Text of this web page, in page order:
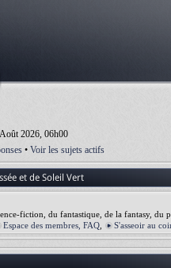
2026, 06h00
• Voir les sujets actifs
et de Soleil Vert
fiction, du fantastique, de la fantasy, du
Espace des membres, FAQ S'asseoir au